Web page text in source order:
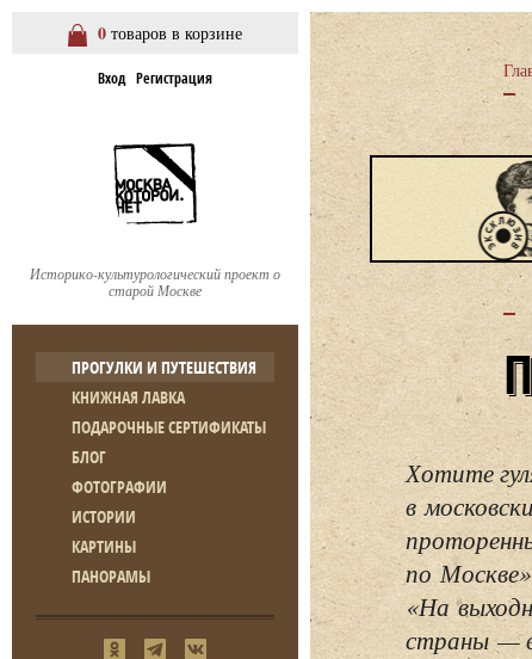
0 товаров в корзине
Вход Регистрация
Историко-культурологический проект о
старой Москве
ПРОГУЛКИ И ПУТЕШЕСТВИЯ
КНИЖНАЯ ЛАВКА
ПОДАРОЧНЫЕ СЕРТИФИКАТЫ
БЛОГ
ФОТОГРАФИИ
ИСТОРИИ
КАРТИНЫ
ПАНОРАМЫ
Хотите
в
по
«На
страны — в